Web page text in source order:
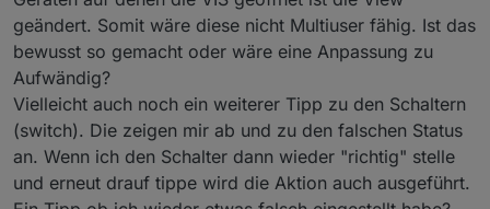
geändert. Somit wäre diese nicht Multiuser fähig. Ist das
bewusst so gemacht oder wäre eine Anpassung zu
Aufwändig?
Vielleicht auch noch ein weiterer Tipp zu den Schaltern
(switch). Die zeigen mir ab und zu den falschen Status
an. Wenn ich den Schalter dann wieder "richtig" stelle
und erneut drauf tippe wird die Aktion auch ausgeführt.